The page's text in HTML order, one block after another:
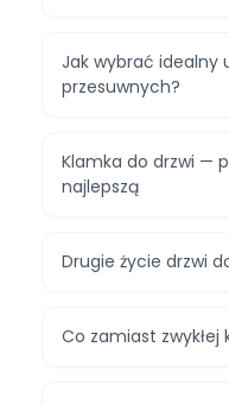
Jak wybrać idealny
przesuwnych?
Klamka do drzwi —
najlepszą
Drugie życie drzwi
Co zamiast zwykłej